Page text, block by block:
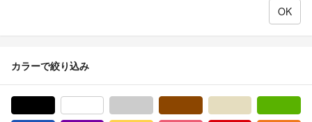
カラーで絞り込み